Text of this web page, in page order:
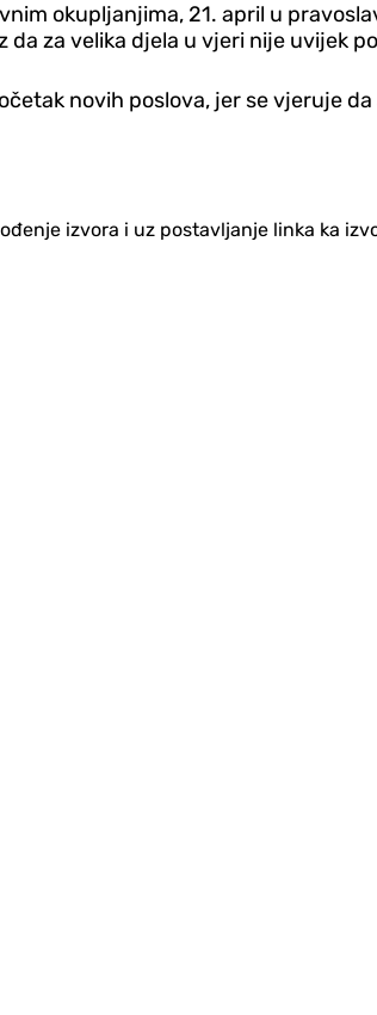
okupljanjima, 21. april u
za velika djela u vjeri nije uvijek
novih poslova, jer se vjeruje
izvora i uz postavljanje linka ka